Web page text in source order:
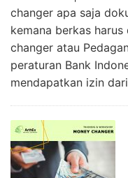
changer apa saja
kemana berkas
changer atau
peraturan Bank
mendapatkan izin